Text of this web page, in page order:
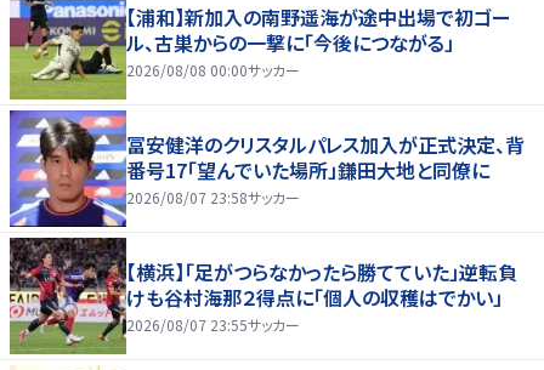
【浦和】新加入の南野遥海が途中出場で初ゴー
ル、古巣からの一撃に「今後につながる」
2026/08/08 00:00サッカー
冨安健洋のクリスタルパレス加入が正式決定、背
番号17「望んでいた場所」鎌田大地と同僚に
2026/08/07 23:58サッカー
【横浜】「足がつらなかったら勝てていた」逆転負
けも谷村海那２得点に「個人の収穫はでかい」
2026/08/07 23:55サッカー